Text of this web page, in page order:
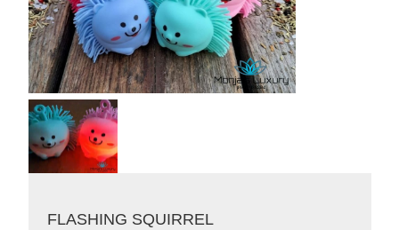
FLASHING SQUIRREL